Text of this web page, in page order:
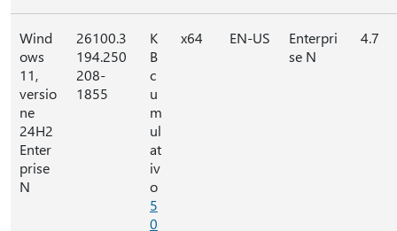
Wind
ows
11,
versio
ne
24H2
Enter
prise
N
26100.3
194.250
208-
1855
K
B
c
u
m
ul
at
iv
o
5
0
x64 EN-US
Enterpri
se N
4.7